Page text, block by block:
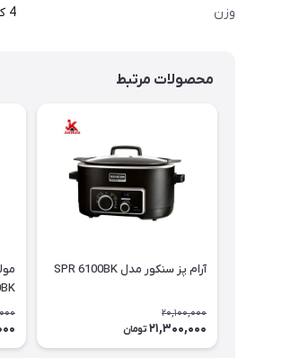
وزن 4 کیلوگرم
محصولات مرتبط
آرام پز سنکور مدل SPR 6100BK
20,100,000
21,300,000 تومان